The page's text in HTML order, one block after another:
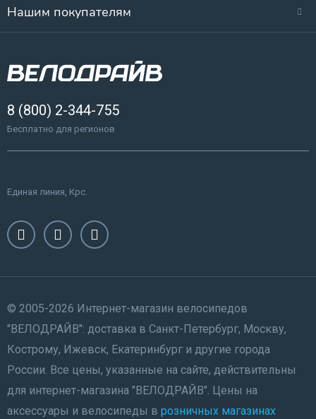
Нашим покупателям
8 (800) 2-344-755
Бесплатно для регионов
Единая линия, Крс.
© 2005-2026 Интернет-магазин велосипедов
"ВЕЛОДРАЙВ": доставка в Санкт-Петербург, Москву,
Кострому, Ижевск, Екатеринбург и другие города
России. Все цены, указанные на сайте, действительны
для интернет-магазина "ВЕЛОДРАЙВ". Цены на
аксессуары и велосипеды в розничных магазинах